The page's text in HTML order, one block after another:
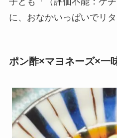
に、おなかいっぱいでリタ
ポン酢×マヨネーズ×一